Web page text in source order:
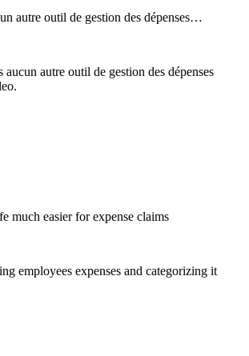
autre outil de gestion des dépenses…
autre outil de gestion des dépenses
much easier for expense claims
employees expenses and categorizing it